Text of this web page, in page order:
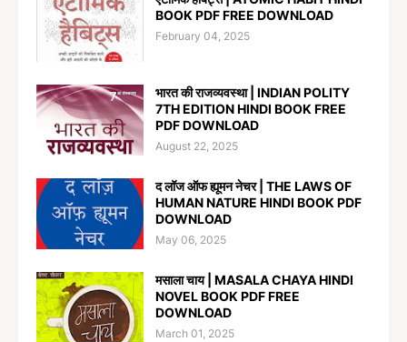
BOOK PDF FREE DOWNLOAD
February 04, 2025
भारत की राजव्यवस्था | INDIAN POLITY
7TH EDITION HINDI BOOK FREE
PDF DOWNLOAD
August 22, 2025
द लॉज ऑफ ह्यूमन नेचर | THE LAWS OF
HUMAN NATURE HINDI BOOK PDF
DOWNLOAD
May 06, 2025
मसाला चाय | MASALA CHAYA HINDI
NOVEL BOOK PDF FREE
DOWNLOAD
March 01, 2025